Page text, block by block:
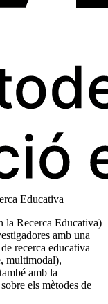
Educativa
la Recerca Educativa)
amb una
recerca educativa
multimodal),
amb la
els mètodes de